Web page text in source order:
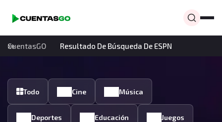
CuentasGO Resultado De Búsqueda De ESPN
Todo Cine Música
Deportes Educación Juegos